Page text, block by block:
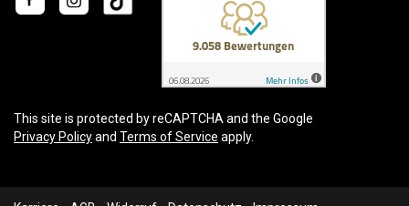
This site is protected by reCAPTCHA and the Google
Privacy Policyand Terms of Service apply.